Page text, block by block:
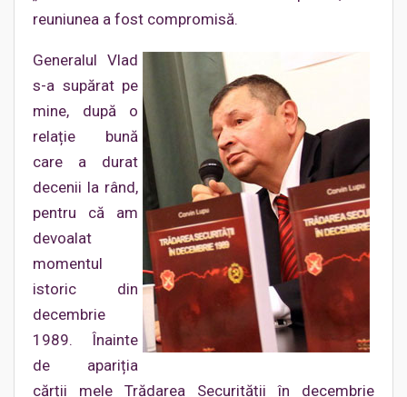
reuniunea a fost compromisă.
Generalul Vlad
s-a supărat pe
mine, după o
relație bună
care a durat
decenii la rând,
pentru că am
devoalat
momentul
istoric din
decembrie
1989. Înainte
de apariția
cărții mele Trădarea Securității în decembrie